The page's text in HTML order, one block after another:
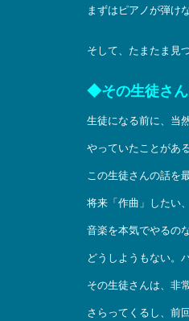
まずはピアノが弾け
そして、たまたま見
◆その生徒さん
生徒になる前に、当
やっていたことがあ
この生徒さんの話を
将来「作曲」したい
音楽を本気でやるの
どうしようもない。
その生徒さんは、非
さらってくるし、前